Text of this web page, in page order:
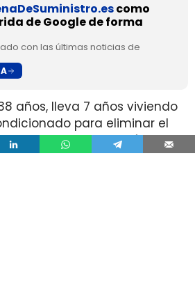
como
de Google de forma
con las últimas noticias de
años, lleva 7 años viviendo
para eliminar el
gastos fijos. El vehículo
espacio de